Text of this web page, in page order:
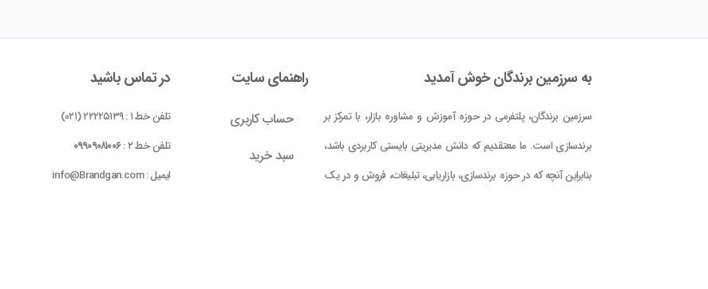
به سرزمین برندگان خوش آمدید
سرزمین برندگان، پلتفرمی در حوزه آموزش و مشاوره بازار، با تمرکز بر
برندسازی است. ما معتقدیم که دانش مدیریتی بایستی کاربردی باشد،
بنابراین آنچه که در حوزه برندسازی، بازاریابی، تبلیغات، فروش و در یک
راهنمای سایت
حساب کاربری
سبد خرید
در تماس باشید
تلفن خط ۱ : ۲۲۲۲۵۱۳۹ (۰۲۱)
تلفن خط ۲ :
۰۹۹۰۹۰۸۱۰۰۶
ایمیل : info@Brandgan.com